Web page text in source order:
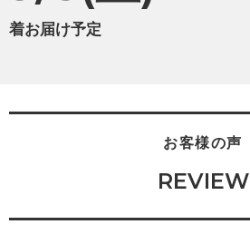
着お届け予定
お客様の声
REVIEW